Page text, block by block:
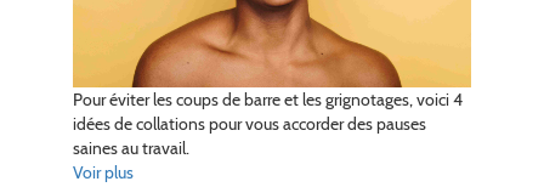
Pour éviter les coups de barre et les grignotages, voici 4
idées de collations pour vous accorder des pauses
saines au travail.
Voir plus